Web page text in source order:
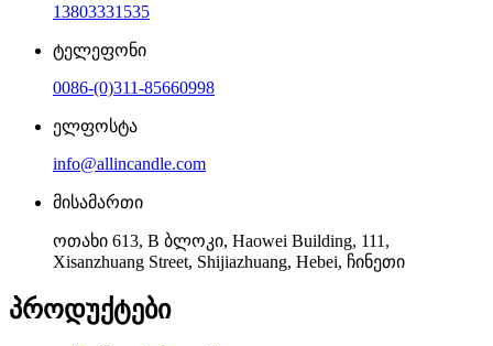
13803331535
ტელეფონი
0086-(0)311-85660998
ელფოსტა
info@allincandle.com
მისამართი
ოთახი 613, B ბლოკი, Haowei Building, 111,
Xisanzhuang Street, Shijiazhuang, Hebei, ჩინეთი
პროდუქტები